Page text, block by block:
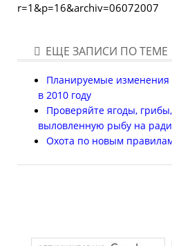
r=1&p=16&archiv=06072007
ЕЩЕ ЗАПИСИ ПО ТЕМЕ
Планируемые изменения
в 2010 году
Проверяйте ягоды,
выловленную рыбу на
Охота по новым